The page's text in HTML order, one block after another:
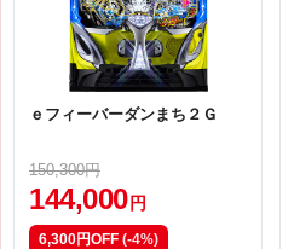
ｅフィーバーダンまち２Ｇ
150,300円
144,000 円
6,300円OFF (-4%)